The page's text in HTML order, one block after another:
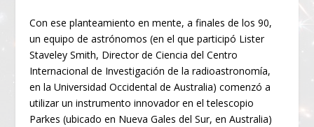
Con ese planteamiento en mente, a finales de los 90,
un equipo de astrónomos (en el que participó Lister
Staveley Smith, Director de Ciencia del Centro
Internacional de Investigación de la radioastronomía,
en la Universidad Occidental de Australia) comenzó a
utilizar un instrumento innovador en el telescopio
Parkes (ubicado en Nueva Gales del Sur, en Australia)